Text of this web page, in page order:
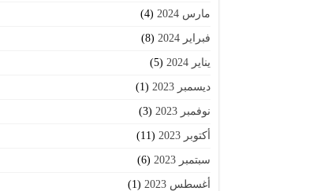
مارس 2024 (4)
فبراير 2024 (8)
يناير 2024 (5)
ديسمبر 2023 (1)
نوفمبر 2023 (3)
أكتوبر 2023 (11)
سبتمبر 2023 (6)
أغسطس 2023 (1)